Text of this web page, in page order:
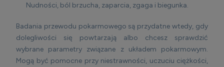
Nudności, ból brzucha, zaparcia, zgaga i biegunka.
Badania przewodu pokarmowego są przydatne wtedy, gdy
dolegliwości się powtarzają albo chcesz sprawdzić
wybrane parametry związane z układem pokarmowym.
Mogą być pomocne przy niestrawności, uczuciu ciężkości,